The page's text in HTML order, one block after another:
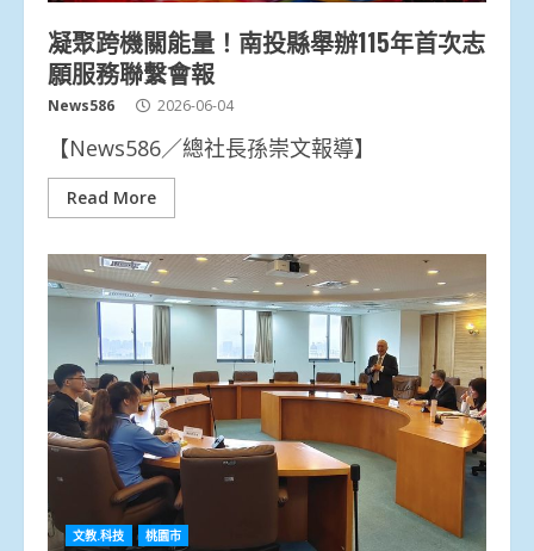
凝聚跨機關能量！南投縣舉辦115年首次志
願服務聯繫會報
News586 2026-06-04
【News586／總社長孫崇文報導】
Read More
文教.科技 桃園市